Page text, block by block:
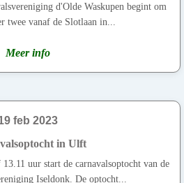
d'Olde Waskupen begint om
twee vanaf de Slotlaan in...
Meer info
feb 2023
in Ulft
uur start de carnavalsoptocht van de
Iseldonk. De optocht...